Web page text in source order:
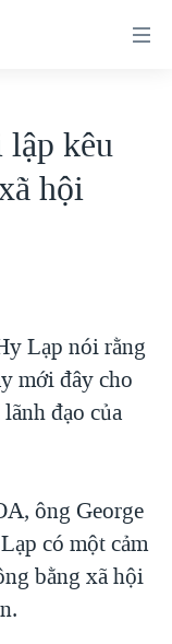
lập kêu
hội
Lạp nói rằng
mới đây cho
đạo của
ông George
có một cảm
bằng xã hội